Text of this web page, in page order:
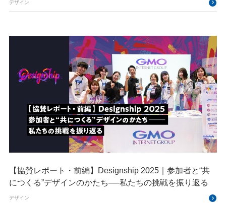
デザイン
【協賛レポート・前編】Designship 2025｜参加者と“共
につくる”デザインのかたち──私たちの挑戦を振り返る
デザイン